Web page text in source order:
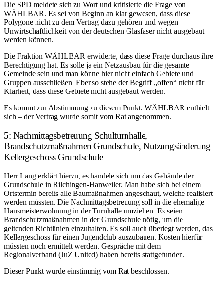
Die SPD meldete sich zu Wort und kritisierte die Frage von
WÄHLBAR. Es sei von Beginn an klar gewesen, dass diese
Polygone nicht zu dem Vertrag dazu gehören und wegen
Unwirtschaftlichkeit von der deutschen Glasfaser nicht ausgebaut
werden können.
Die Fraktion WÄHLBAR erwiderte, dass diese Frage durchaus ihre
Berechtigung hat. Es solle ja ein Netzausbau für die gesamte
Gemeinde sein und man könne hier nicht einfach Gebiete und
Gruppen ausschließen. Ebenso stehe der Begriff „offen“ nicht für
Klarheit, dass diese Gebiete nicht ausgebaut werden.
Es kommt zur Abstimmung zu diesem Punkt. WÄHLBAR enthielt
sich – der Vertrag wurde somit vom Rat angenommen.
5: Nachmittagsbetreuung Schulturnhalle,
Brandschutzmaßnahmen Grundschule, Nutzungsänderung
Kellergeschoss Grundschule
Herr Lang erklärt hierzu, es handele sich um das Gebäude der
Grundschule in Rilchingen-Hanweiler. Man habe sich bei einem
Ortstermin bereits alle Baumaßnahmen angeschaut, welche realisiert
werden müssten. Die Nachmittagsbetreuung soll in die ehemalige
Hausmeisterwohnung in der Turnhalle umziehen. Es seien
Brandschutzmaßnahmen in der Grundschule nötig, um die
geltenden Richtlinien einzuhalten. Es soll auch überlegt werden, das
Kellergeschoss für einen Jugendclub auszubauen. Kosten hierfür
müssten noch ermittelt werden. Gespräche mit dem
Regionalverband (JuZ United) haben bereits stattgefunden.
Dieser Punkt wurde einstimmig vom Rat beschlossen.